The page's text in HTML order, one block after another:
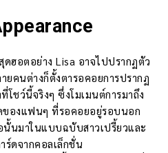
ฮอตอย่าง Lisa อาจไปปรากฏตัว
คนต่างก็ตั้งตารอคอยการปรากฏ
โชว์นี้จริงๆ ซึ่งโมเมนต์การมาถึง
ของแฟนๆ ที่รอคอยอยู่รอบนอก
นมาในแบบฉบับสาวเปรี้ยวและ
ร์ดจากคอลเล็กชั่น